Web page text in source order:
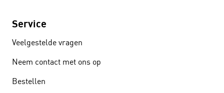
Service
Veelgestelde vragen
Neem contact met ons op
Bestellen